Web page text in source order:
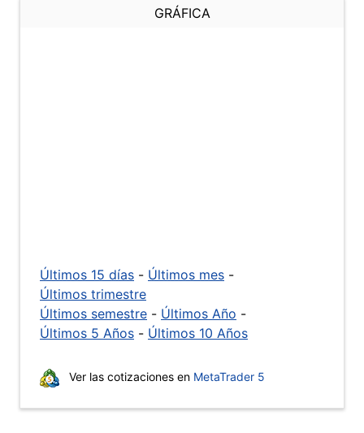
GRÁFICA
Últimos 15 días - Últimos mes -
Últimos trimestre
Últimos semestre - Últimos Año -
Últimos 5 Años - Últimos 10 Años
Ver las cotizaciones en MetaTrader 5